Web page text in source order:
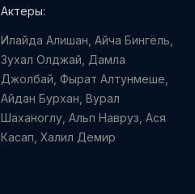
Актеры:
Илайда Алишан, Айча Бингёль,
Зухал Олджай, Дамла
Джолбай, Фырат Алтунмеше,
Айдан Бурхан, Вурал
Шаханоглу, Альп Навруз, Ася
Касап, Халил Демир